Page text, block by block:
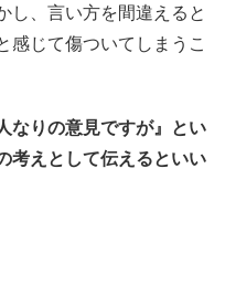
し、言い方を間違えると
感じて傷ついてしまうこ
なりの意見ですが』とい
考えとして伝えるといい